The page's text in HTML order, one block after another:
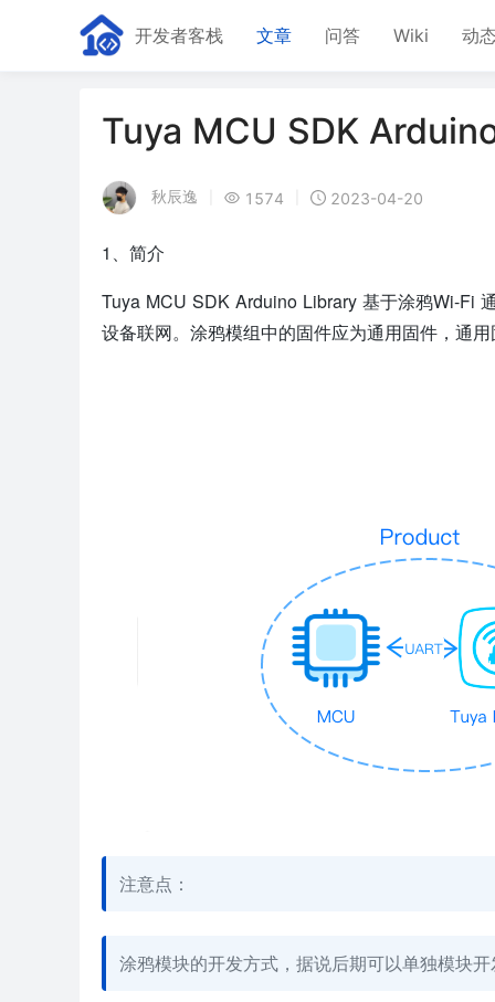
开发者客栈 文章 问答 Wiki 动
Tuya MCU SDK
秋辰逸 1574 2023-04-20
1、简介
Tuya MCU SDK Arduino Library 基于涂鸦Wi-Fi
设备联网。涂鸦模组中的固件应为通用固件，通
注意点：
涂鸦模块的开发方式，据说后期可以单独模块